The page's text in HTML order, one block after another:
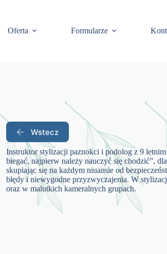
Oferta Formularze
Wstecz
Instruktor stylizacji paznokci i podolog z 9
biegać, najpierw należy nauczyć się chodzić”,
skupiając się na każdym niuansie od
błędy i niewygodne przyzwyczajenia. W
oraz w malutkich kameralnych grupach.